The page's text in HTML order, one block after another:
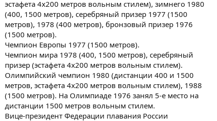
эстафета 4х200 метров вольным стилем), зимнего 1980
(400, 1500 метров), серебряный призер 1977 (1500
метров), 1978 (400 метров), бронзовый призер 1976
(1500 метров).
Чемпион Европы 1977 (1500 метров).
Чемпион мира 1978 (400, 1500 метров), серебряный
призер (эстафета 4х200 метров вольным стилем).
Олимпийский чемпион 1980 (дистанции 400 и 1500
метров, эстафета 4х200 метров вольным стилем), 1988
(1500 метров). На Олимпиаде 1976 занял 5-е место на
дистанции 1500 метров вольным стилем.
Вице-президент Федерации плавания России